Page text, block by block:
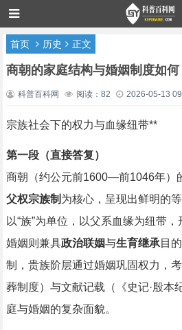
首页 历史 正文
商朝的家庭结构与婚姻制度如何
科普百科网 阅读：82 2026-05-13
宗族社会下的权力与血缘纽带**
第一段（直接答复）
商朝（约公元前1600—前1046年）
父权宗族制 为核心，呈现出鲜明的
以“族”为单位，以父系血缘为纽带
婚姻则兼具政治联姻与生育继承目
制，贵族阶层通过婚姻巩固权力，
葬制度）与文献记载（《史记·殷本
庭与婚姻的复杂面貌。